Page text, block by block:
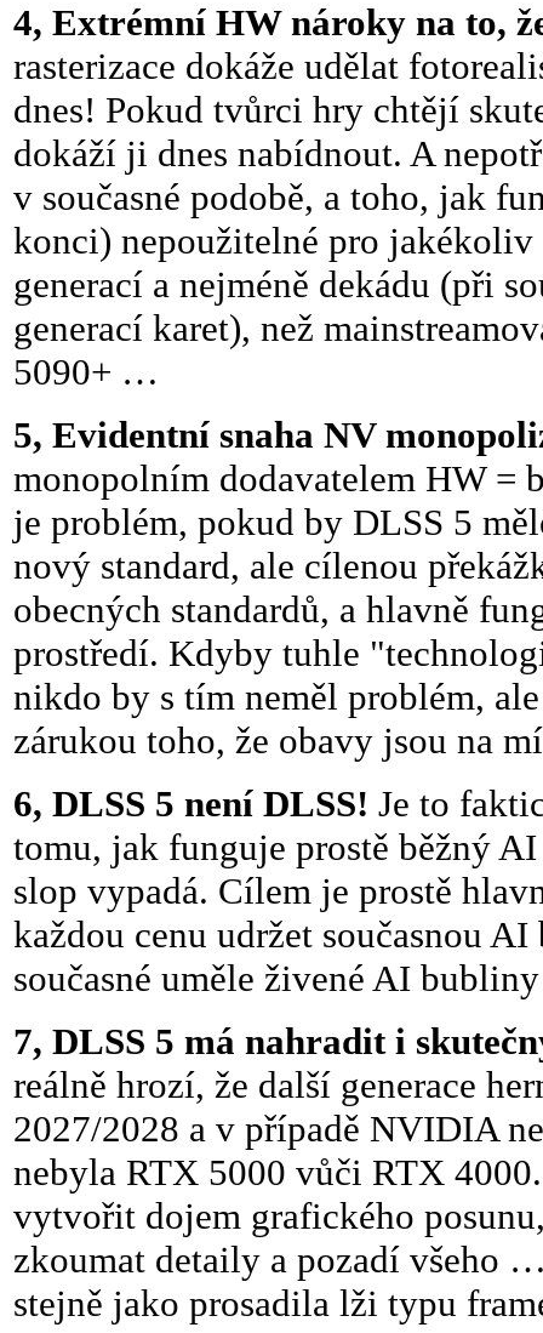
4, Extrémní HW nároky na to,
rasterizace dokáže udělat
dnes! Pokud tvůrci hry chtějí
dokáží ji dnes nabídnout. A
v současné podobě, a toho, jak
konci) nepoužitelné pro
generací a nejméně dekádu (při
generací karet), než
5090+ …
5, Evidentní snaha NV
monopolním dodavatelem HW =
je problém, pokud by DLSS 5
nový standard, ale cílenou
obecných standardů, a hlavně
prostředí. Kdyby tuhle
nikdo by s tím neměl problém,
zárukou toho, že obavy jsou na
6, DLSS 5 není DLSS! Je to
tomu, jak funguje prostě běžný
slop vypadá. Cílem je prostě
každou cenu udržet současnou
současné uměle živené AI
7, DLSS 5 má nahradit i
reálně hrozí, že další generace
2027/2028 a v případě NVIDIA
nebyla RTX 5000 vůči RTX
vytvořit dojem grafického
zkoumat detaily a pozadí všeho
stejně jako prosadila lži typu